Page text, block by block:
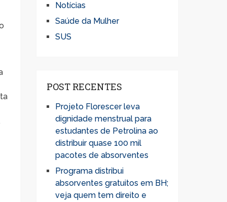
Notícias
Saúde da Mulher
SUS
POST RECENTES
Projeto Florescer leva
dignidade menstrual para
estudantes de Petrolina ao
distribuir quase 100 mil
pacotes de absorventes
Programa distribui
absorventes gratuitos em BH;
veja quem tem direito e